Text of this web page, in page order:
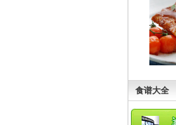
食谱大全